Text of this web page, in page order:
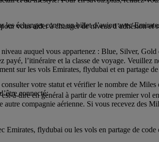
échanger contre un billet d’avion avec
vous aider à changer de niveau d’adhésion
auquel vous appartenez : Blue, Silver, Gold
votre statut et vérifier le nombre de Miles
connecté.
l’itinéraire et la classe de voyage. Veuillez
sur les vols Emirates, flydubai et en partage
à-dire en général à partir de votre premier vol
compagnie aérienne. Si vous recevez des
Emirates, flydubai ou les vols en partage de